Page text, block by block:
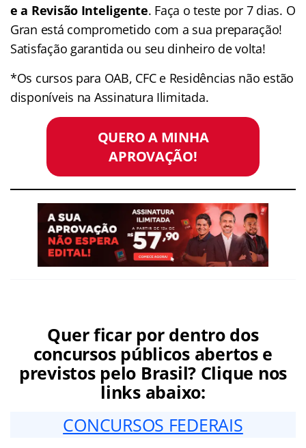
e a Revisão Inteligente. Faça o teste por 7 dias. O
Gran está comprometido com a sua preparação!
Satisfação garantida ou seu dinheiro de volta!
*Os cursos para OAB, CFC e Residências não estão
disponíveis na Assinatura Ilimitada.
QUERO A MINHA
APROVAÇÃO!
Quer ficar por dentro dos
concursos públicos abertos e
previstos pelo Brasil? Clique nos
links abaixo:
CONCURSOS FEDERAIS